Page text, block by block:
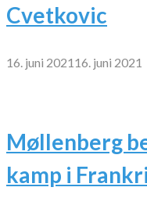
Cvetkovic
16. juni 2021 16. juni 2021
Møllenberg
kamp i